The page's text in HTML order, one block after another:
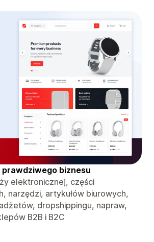
biznesu
elektronicznej, części
narzędzi, artykułów biurowych,
dropshippingu, napraw,
B2B i B2C